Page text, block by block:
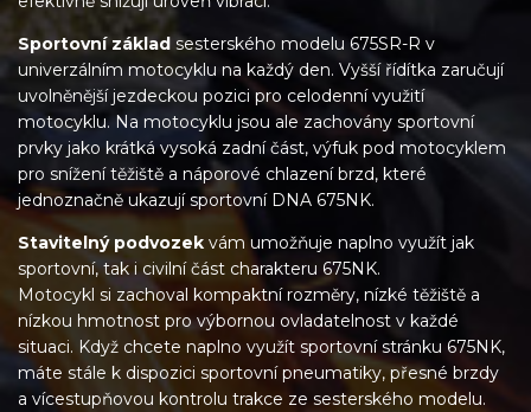
Sportovní základ sesterského modelu 675SR-R v
univerzálním motocyklu na každý den. Vyšší řídítka zaručují
uvolněnější jezdeckou pozici pro celodenní využití
motocyklu. Na motocyklu jsou ale zachovány sportovní
prvky jako krátká vysoká zadní část, výfuk pod motocyklem
pro snížení těžiště a náporové chlazení brzd, které
jednoznačně ukazují sportovní DNA 675NK.
Stavitelný podvozek vám umožňuje naplno využít jak
sportovní, tak i civilní část charakteru 675NK.
Motocykl si zachoval kompaktní rozměry, nízké těžiště a
nízkou hmotnost pro výbornou ovladatelnost v každé
situaci. Když chcete naplno využít sportovní stránku 675NK,
máte stále k dispozici sportovní pneumatiky, přesné brzdy
a vícestupňovou kontrolu trakce ze sesterského modelu.